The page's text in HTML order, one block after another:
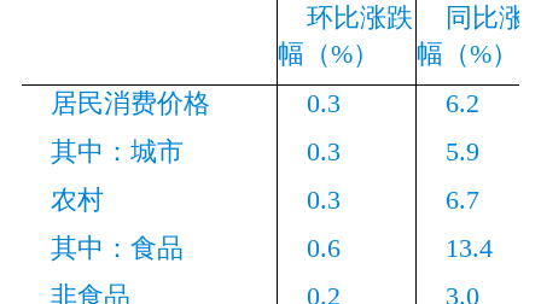
环比涨跌
幅（%）
同比涨
幅（%）
居民消费价格
0.3
6.2
其中：城市
0.3
5.9
农村
0.3
6.7
其中：食品
0.6
13.4
非食品
0.2
3.0